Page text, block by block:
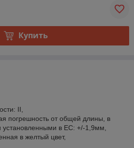
Купить
II,
погрешность от общей длины, в
установленными в ЕС: +/-1,9мм,
в желтый цвет,